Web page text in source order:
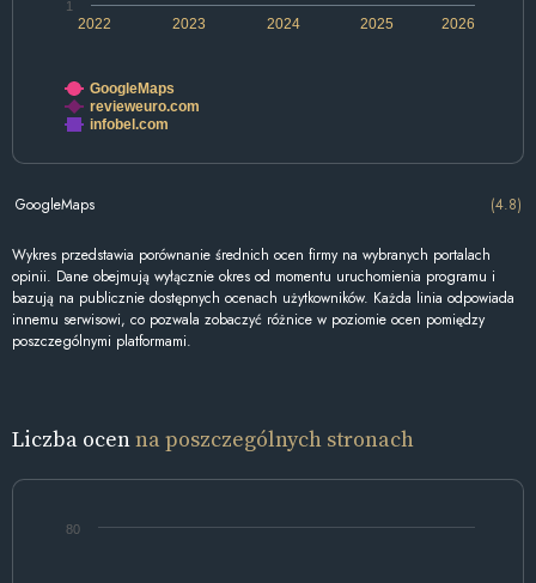
2022 2024 2026
2023 2025
1
GoogleMaps
revieweuro.com
infobel.com
GoogleMaps (4.8)
Wykres przedstawia porównanie średnich ocen firmy na wybranych portalach
opinii. Dane obejmują wyłącznie okres od momentu uruchomienia programu i
bazują na publicznie dostępnych ocenach użytkowników. Każda linia odpowiada
innemu serwisowi, co pozwala zobaczyć różnice w poziomie ocen pomiędzy
poszczególnymi platformami.
Liczba ocenna poszczególnych stronach
80